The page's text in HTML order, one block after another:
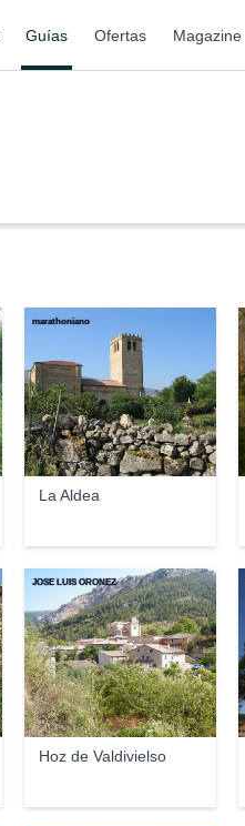
Guías Ofertas Magazine
La Aldea
marathoniano
Hoz de Valdivielso
JOSE LUIS OROÑEZ